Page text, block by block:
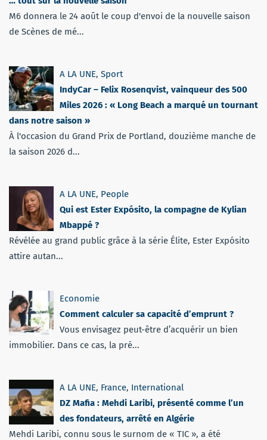
M6 donnera le 24 août le coup d'envoi de la nouvelle saison
de Scènes de mé...
A LA UNE, Sport
IndyCar – Felix Rosenqvist, vainqueur des 500
Miles 2026 : « Long Beach a marqué un tournant
dans notre saison »
À l'occasion du Grand Prix de Portland, douzième manche de
la saison 2026 d...
A LA UNE, People
Qui est Ester Expósito, la compagne de Kylian
Mbappé ?
Révélée au grand public grâce à la série Élite, Ester Expósito
attire autan...
Economie
Comment calculer sa capacité d’emprunt ?
Vous envisagez peut-être d’acquérir un bien
immobilier. Dans ce cas, la pré...
A LA UNE, France, International
DZ Mafia : Mehdi Laribi, présenté comme l’un
des fondateurs, arrêté en Algérie
Mehdi Laribi, connu sous le surnom de « TIC », a été